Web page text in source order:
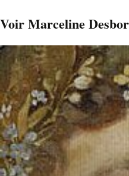
Voir Marceline